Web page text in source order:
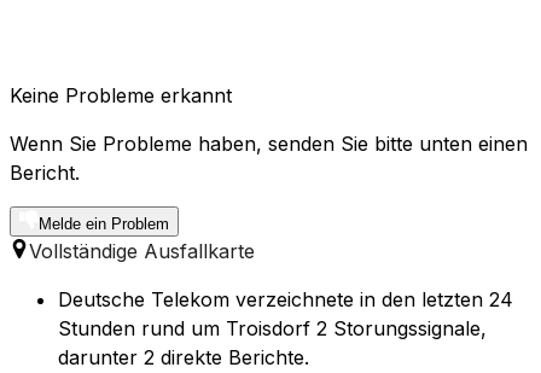
Keine Probleme erkannt
Wenn Sie Probleme haben, senden Sie bitte unten einen
Bericht.
Melde ein Problem
Vollständige Ausfallkarte
Deutsche Telekom verzeichnete in den letzten 24
Stunden rund um Troisdorf 2 Storungssignale,
darunter 2 direkte Berichte.